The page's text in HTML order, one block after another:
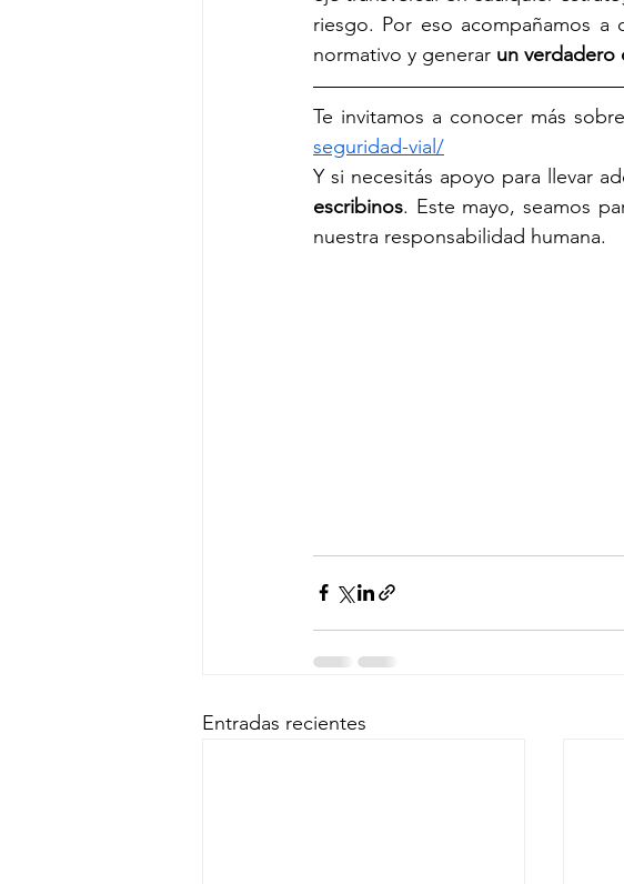
riesgo. Por eso acompañamos a
normativo y generar un verdadero
Te invitamos a conocer más
seguridad-vial/
escribinos. Este mayo, seamos
nuestra responsabilidad humana.
Entradas recientes